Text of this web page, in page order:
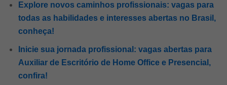
Explore novos caminhos profissionais: vagas para
todas as habilidades e interesses abertas no Brasil,
conheça!
Inicie sua jornada profissional: vagas abertas para
Auxiliar de Escritório de Home Office e Presencial,
confira!